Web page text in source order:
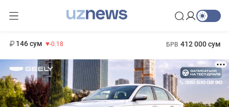
146 сум -0.18 БРВ 412 000 сум